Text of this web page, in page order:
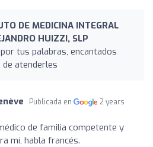
DE MEDICINA INTEGRAL
HUIZZI, SLP
tus palabras, encantados
de atenderles
Publicada en
2 years
de familia competente y
mí, habla francés.